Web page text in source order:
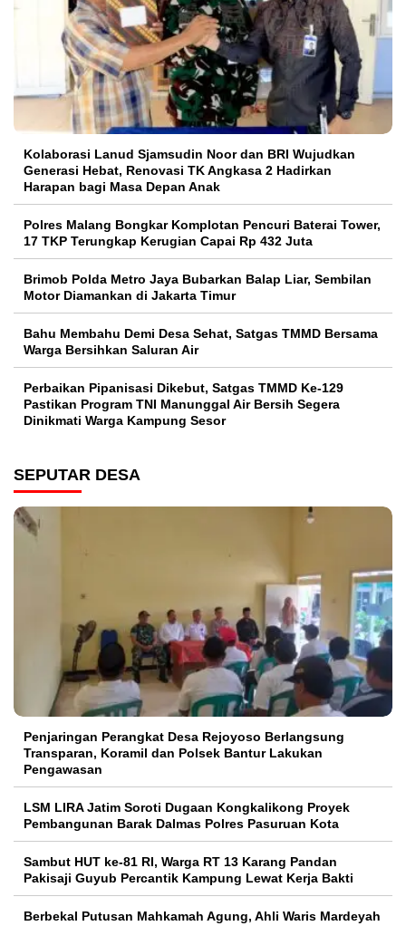
Kolaborasi Lanud Sjamsudin Noor dan BRI Wujudkan
Generasi Hebat, Renovasi TK Angkasa 2 Hadirkan
Harapan bagi Masa Depan Anak
Polres Malang Bongkar Komplotan Pencuri Baterai Tower,
17 TKP Terungkap Kerugian Capai Rp 432 Juta
Brimob Polda Metro Jaya Bubarkan Balap Liar, Sembilan
Motor Diamankan di Jakarta Timur
Bahu Membahu Demi Desa Sehat, Satgas TMMD Bersama
Warga Bersihkan Saluran Air
Perbaikan Pipanisasi Dikebut, Satgas TMMD Ke-129
Pastikan Program TNI Manunggal Air Bersih Segera
Dinikmati Warga Kampung Sesor
SEPUTAR DESA
Penjaringan Perangkat Desa Rejoyoso Berlangsung
Transparan, Koramil dan Polsek Bantur Lakukan
Pengawasan
LSM LIRA Jatim Soroti Dugaan Kongkalikong Proyek
Pembangunan Barak Dalmas Polres Pasuruan Kota
Sambut HUT ke-81 RI, Warga RT 13 Karang Pandan
Pakisaji Guyub Percantik Kampung Lewat Kerja Bakti
Berbekal Putusan Mahkamah Agung, Ahli Waris Mardeyah